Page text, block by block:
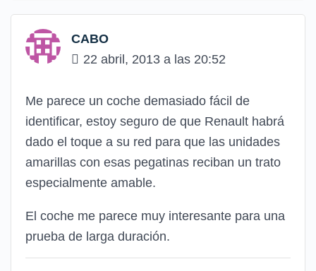
CABO
22 abril, 2013 a las 20:52
Me parece un coche demasiado fácil de
identificar, estoy seguro de que Renault habrá
dado el toque a su red para que las unidades
amarillas con esas pegatinas reciban un trato
especialmente amable.
El coche me parece muy interesante para una
prueba de larga duración.